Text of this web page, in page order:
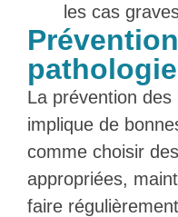
les cas
La prévention
implique de
comme choisir
appropriées,
faire